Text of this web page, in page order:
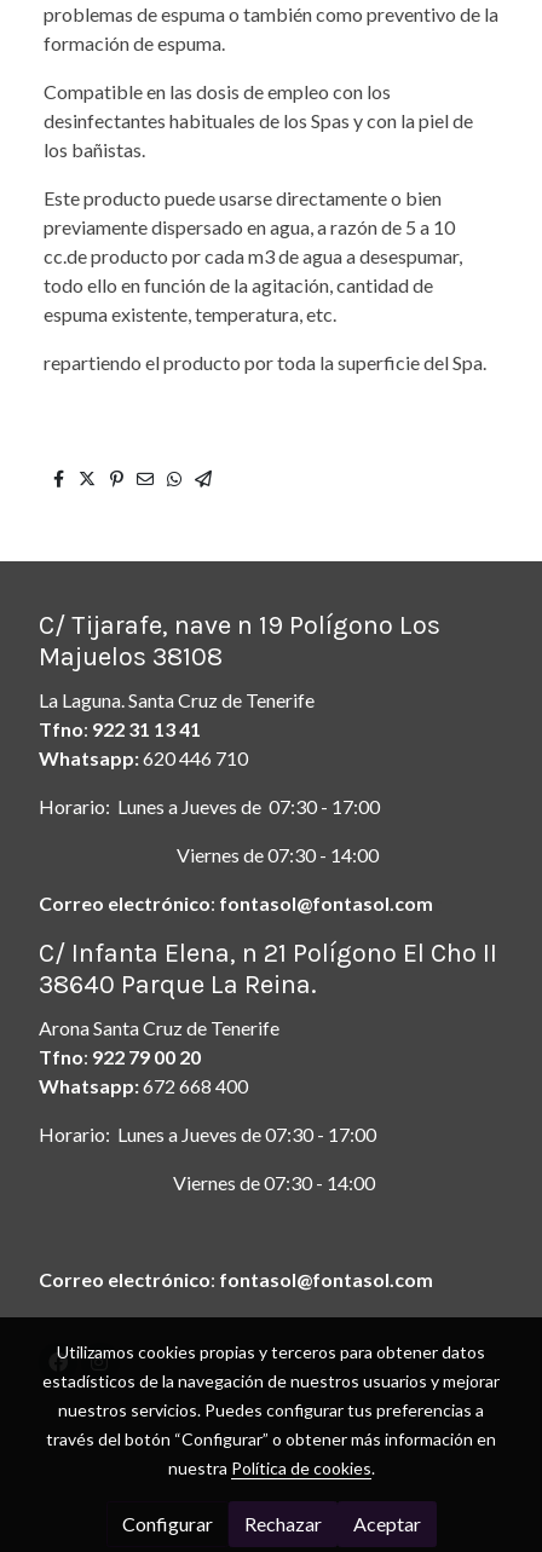
problemas de espuma o también como preventivo de la
formación de espuma.
Compatible en las dosis de empleo con los
desinfectantes habituales de los Spas y con la piel de
los bañistas.
Este producto puede usarse directamente o bien
previamente dispersado en agua, a razón de 5 a 10
cc.de producto por cada m3 de agua a desespumar,
todo ello en función de la agitación, cantidad de
espuma existente, temperatura, etc.
repartiendo el producto por toda la superficie del Spa.
C/ Tijarafe, nave n 19 Polígono Los
Majuelos 38108
La Laguna. Santa Cruz de Tenerife
Tfno: 922 31 13 41
Whatsapp:620 446 710
Horario: Lunes a Jueves de 07:30 - 17:00
Viernes de 07:30 - 14:00
Correo electrónico: fontasol@fontasol.com
C/ Infanta Elena, n 21 Polígono El Cho II
38640 Parque La Reina.
Arona Santa Cruz de Tenerife
Tfno: 922 79 00 20
Whatsapp:672 668 400
Horario: Lunes a Jueves de 07:30 - 17:00
Viernes de 07:30 - 14:00
Correo electrónico: fontasol@fontasol.com
Aviso legal
Política de cookies
Política de privacidad
Utilizamos cookies propias y terceros para obtener datos
estadísticos de la navegación de nuestros usuarios y mejorar
nuestros servicios. Puedes configurar tus preferencias a
través del botón “Configurar” o obtener más información en
nuestra Política de cookies.
Configurar Rechazar Aceptar